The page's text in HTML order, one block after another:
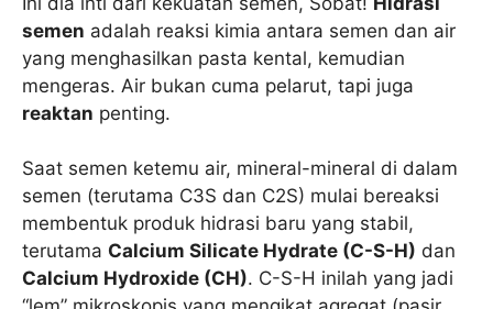
semen adalah reaksi kimia antara semen dan air
yang menghasilkan pasta kental, kemudian
mengeras. Air bukan cuma pelarut, tapi juga
reaktan penting.
Saat semen ketemu air, mineral-mineral di dalam
semen (terutama C3S dan C2S) mulai bereaksi
membentuk produk hidrasi baru yang stabil,
terutama Calcium Silicate Hydrate (C-S-H) dan
Calcium Hydroxide (CH). C-S-H inilah yang jadi